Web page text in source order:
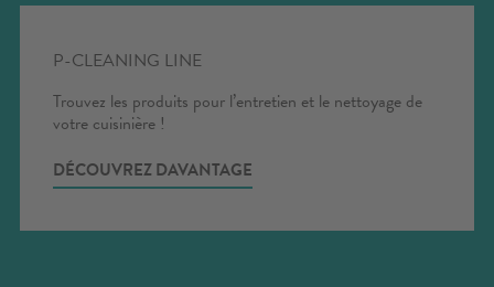
P-CLEANING LINE
Trouvez les produits pour l’entretien et le nettoyage de
votre cuisinière !
DÉCOUVREZ DAVANTAGE